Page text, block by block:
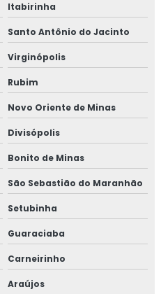
Itabirinha
Santo Antônio do Jacinto
Virginópolis
Rubim
Novo Oriente de Minas
Divisópolis
Bonito de Minas
São Sebastião do Maranhão
Setubinha
Guaraciaba
Carneirinho
Araújos